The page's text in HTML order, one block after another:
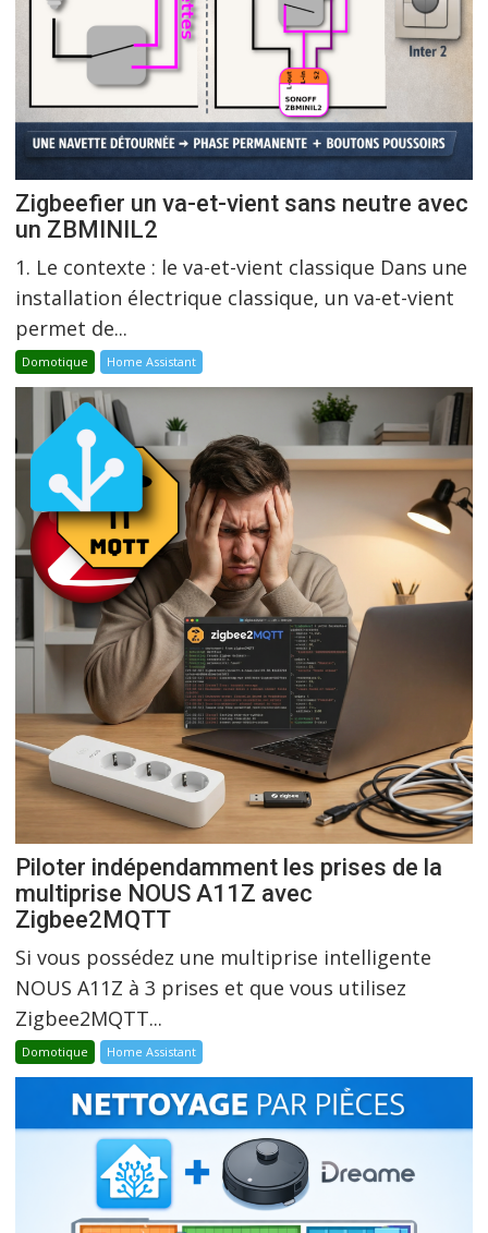
Zigbeefier un va-et-vient sans neutre avec
un ZBMINIL2
1. Le contexte : le va-et-vient classique Dans une
installation électrique classique, un va-et-vient
permet de...
Domotique Home Assistant
Piloter indépendamment les prises de la
multiprise NOUS A11Z avec
Zigbee2MQTT
Si vous possédez une multiprise intelligente
NOUS A11Z à 3 prises et que vous utilisez
Zigbee2MQTT...
Domotique Home Assistant